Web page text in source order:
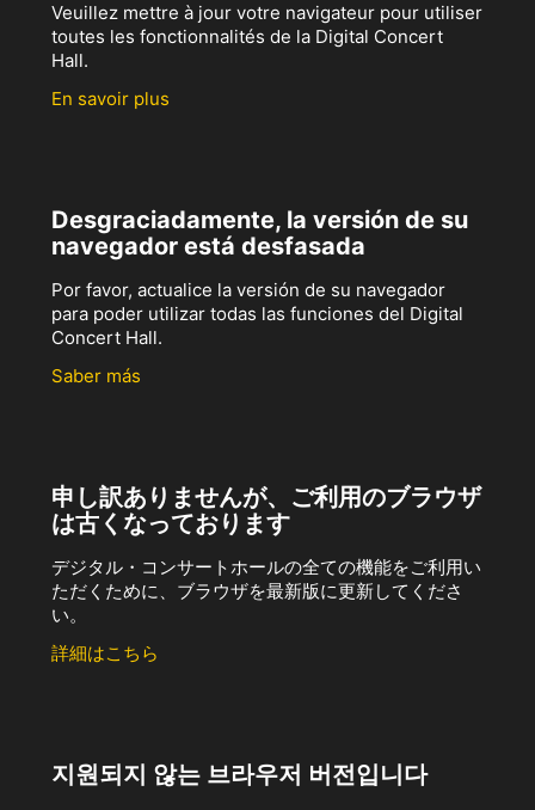
Veuillez mettre à jour votre navigateur pour utiliser
toutes les fonctionnalités de la Digital Concert
Hall.
En savoir plus
Desgraciadamente, la versión de su
navegador está desfasada
Por favor, actualice la versión de su navegador
para poder utilizar todas las funciones del Digital
Concert Hall.
Saber más
申し訳ありませんが、ご利用のブラウザ
は古くなっております
デジタル・コンサートホールの全ての機能をご利用い
ただくために、ブラウザを最新版に更新してくださ
い。
詳細はこちら
지원되지 않는 브라우저 버전입니다